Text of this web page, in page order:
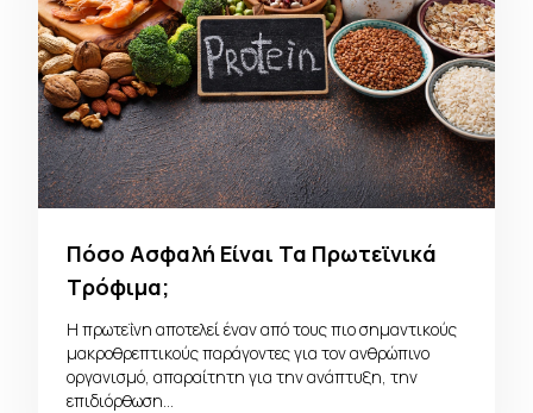
Πόσο Ασφαλή Είναι Τα Πρωτεϊνικά
Τρόφιμα;
Η πρωτεΐνη αποτελεί έναν από τους πιο σημαντικούς
μακροθρεπτικούς παράγοντες για τον ανθρώπινο
οργανισμό, απαραίτητη για την ανάπτυξη, την
επιδιόρθωση…